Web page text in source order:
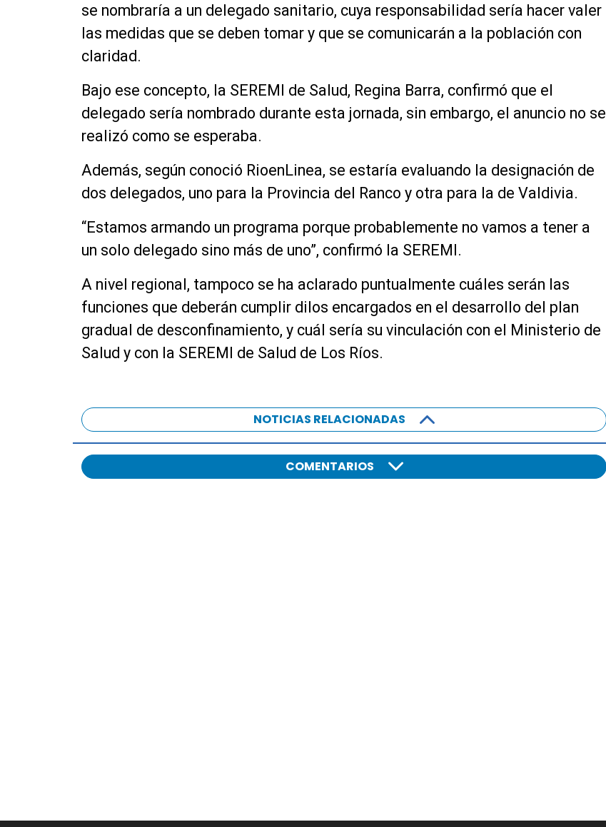
se nombraría a un delegado sanitario, cuya responsabilidad sería hacer valer
las medidas que se deben tomar y que se comunicarán a la población con
claridad.
Bajo ese concepto, la SEREMI de Salud, Regina Barra, confirmó que el
delegado sería nombrado durante esta jornada, sin embargo, el anuncio no se
realizó como se esperaba.
Además, según conoció RioenLinea, se estaría evaluando la designación de
dos delegados, uno para la Provincia del Ranco y otra para la de Valdivia.
“Estamos armando un programa porque probablemente no vamos a tener a
un solo delegado sino más de uno”, confirmó la SEREMI.
A nivel regional, tampoco se ha aclarado puntualmente cuáles serán las
funciones que deberán cumplir dilos encargados en el desarrollo del plan
gradual de desconfinamiento, y cuál sería su vinculación con el Ministerio de
Salud y con la SEREMI de Salud de Los Ríos.
NOTICIAS RELACIONADAS
COMENTARIOS